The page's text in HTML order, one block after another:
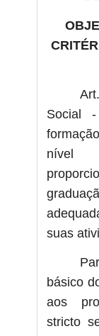
Social
nível
suas
básico
aos
stricto